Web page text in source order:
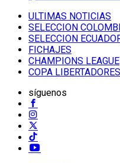
ULTIMAS NOTICIAS
SELECCION
SELECCION
FICHAJES
CHAMPIONS LEAGUE
COPA LIBERTADORES
síguenos